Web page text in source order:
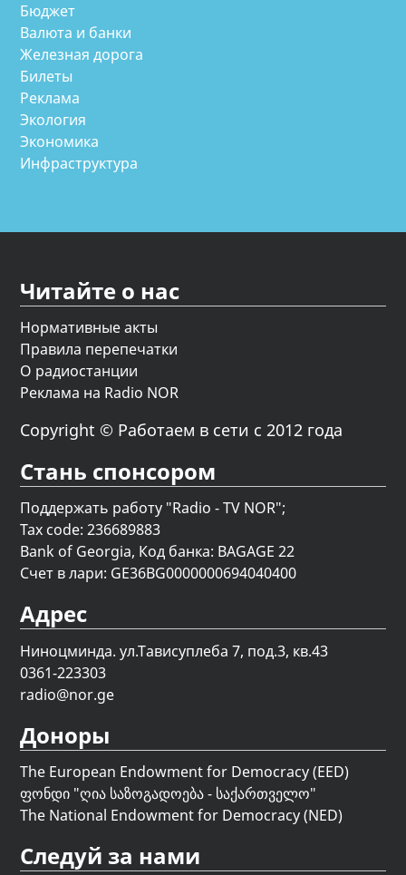
Бюджет
Валюта и банки
Железная дорога
Билеты
Реклама
Экология
Экономика
Инфраструктура
Читайте о нас
Нормативные акты
Правила перепечатки
О радиостанции
Реклама на Radio NOR
Copyright © Работаем в сети с 2012 года
Стань спонсором
Поддержать работу "Radio - TV NOR";
Tax code: 236689883
Bank of Georgia, Код банка: BAGAGE 22
Счет в лари: GE36BG0000000694040400
Адрес
Ниноцминда. ул.Тависуплеба 7, под.3, кв.43
0361-223303
radio@nor.ge
Доноры
The European Endowment for Democracy (EED)
ფონდი "ღია საზოგადოება - საქართველო"
The National Endowment for Democracy (NED)
Следуй за нами